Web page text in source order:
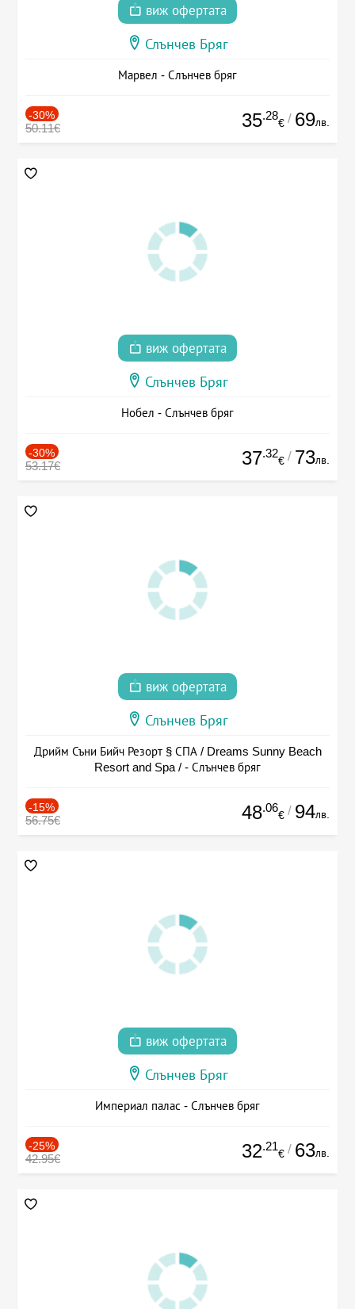
виж офертата
Слънчев Бряг
Марвел - Слънчев бряг
-30%
50.11€ 35.28
€ / 69лв.
виж офертата
Слънчев Бряг
Нобел - Слънчев бряг
-30%
53.17€ 37.32
€ / 73лв.
виж офертата
Слънчев Бряг
Дрийм Съни Бийч Резорт § СПА / Dreams Sunny Beach
Resort and Spa / - Слънчев бряг
-15%
56.75€ 48.06
€ / 94лв.
виж офертата
Слънчев Бряг
Империал палас - Слънчев бряг
-25%
42.95€ 32.21
€ / 63лв.